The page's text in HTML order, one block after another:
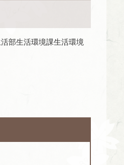
部生活環境課生活環境